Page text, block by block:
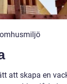
att skapa en